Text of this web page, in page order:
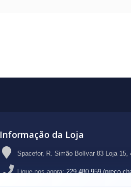
Informação da Loja
Spacefor, R. Simão Bolívar 83 Loja 15,
Ligue-nos agora:229 480 959 (preço